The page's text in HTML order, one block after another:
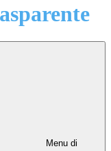
Menu di